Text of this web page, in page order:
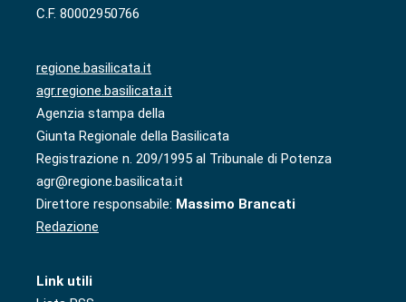
C.F. 80002950766
regione.basilicata.it
agr.regione.basilicata.it
Agenzia stampa della
Giunta Regionale della Basilicata
Registrazione n. 209/1995 al Tribunale di Potenza
agr@regione.basilicata.it
Direttore responsabile: Massimo Brancati
Redazione
Link utili